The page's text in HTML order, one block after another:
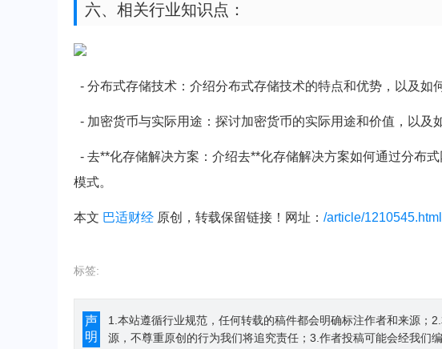
六、相关行业知识点：
- 分布式存储技术：介绍分布式存储技术的特点和优势，以及如
- 加密货币与实际用途：探讨加密货币的实际用途和价值，以及
- 去**化存储解决方案：介绍去**化存储解决方案如何通过分布
模式。
本文 巴适财经 原创，转载保留链接！网址： /article/1210545.html
标签:
声
明
1.本站遵循行业规范，任何转载的稿件都会明确标注作者和来源；
源，不尊重原创的行为我们将追究责任；3.作者投稿可能会经我们编